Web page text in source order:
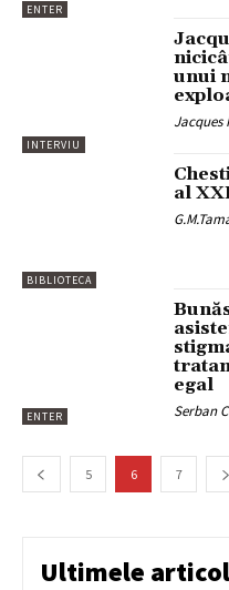
ENTER
INTERVIU
unui
Jacques
BIBLIOTECA
al
ENTER
egal
Serban
5 6 7
Ultimele